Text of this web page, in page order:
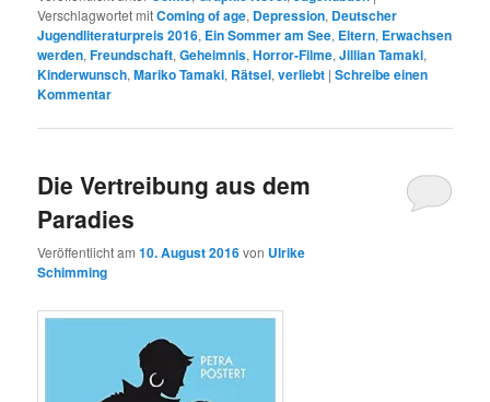
Verschlagwortet mitComing of age, Depression, Deutscher
Jugendliteraturpreis 2016, Ein Sommer am See, Eltern, Erwachsen
werden,Freundschaft,Geheimnis,Horror-Filme,Jillian Tamaki,
Kinderwunsch,Mariko Tamaki, Rätsel,verliebt |Schreibe einen
Kommentar
Die Vertreibung aus dem
Paradies
Veröffentlicht am10. August 2016von Ulrike
Schimming